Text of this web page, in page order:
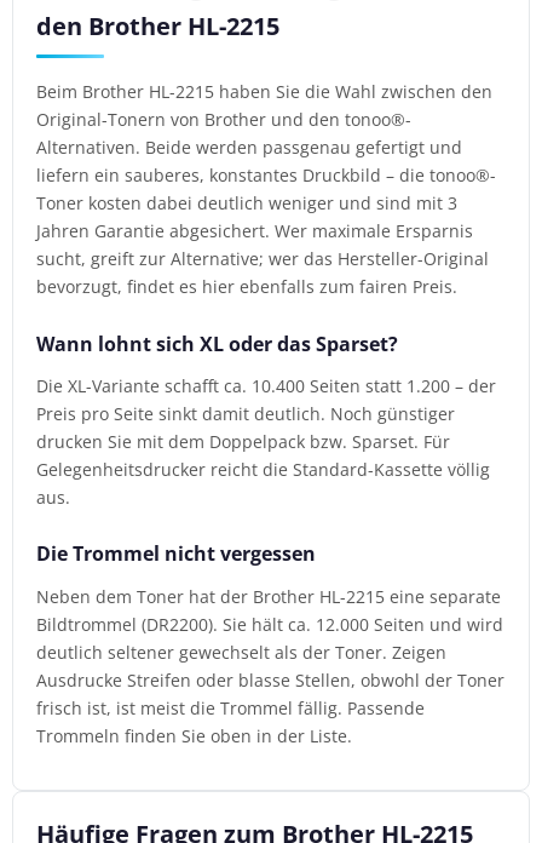
den Brother HL-2215
Beim Brother HL-2215 haben Sie die Wahl zwischen den
Original-Tonern von Brother und den tonoo®-
Alternativen. Beide werden passgenau gefertigt und
liefern ein sauberes, konstantes Druckbild – die tonoo®-
Toner kosten dabei deutlich weniger und sind mit 3
Jahren Garantie abgesichert. Wer maximale Ersparnis
sucht, greift zur Alternative; wer das Hersteller-Original
bevorzugt, findet es hier ebenfalls zum fairen Preis.
Wann lohnt sich XL oder das Sparset?
Die XL-Variante schafft ca. 10.400 Seiten statt 1.200 – der
Preis pro Seite sinkt damit deutlich. Noch günstiger
drucken Sie mit dem Doppelpack bzw. Sparset. Für
Gelegenheitsdrucker reicht die Standard-Kassette völlig
aus.
Die Trommel nicht vergessen
Neben dem Toner hat der Brother HL-2215 eine separate
Bildtrommel (DR2200). Sie hält ca. 12.000 Seiten und wird
deutlich seltener gewechselt als der Toner. Zeigen
Ausdrucke Streifen oder blasse Stellen, obwohl der Toner
frisch ist, ist meist die Trommel fällig. Passende
Trommeln finden Sie oben in der Liste.
Häufige Fragen zum Brother HL-2215